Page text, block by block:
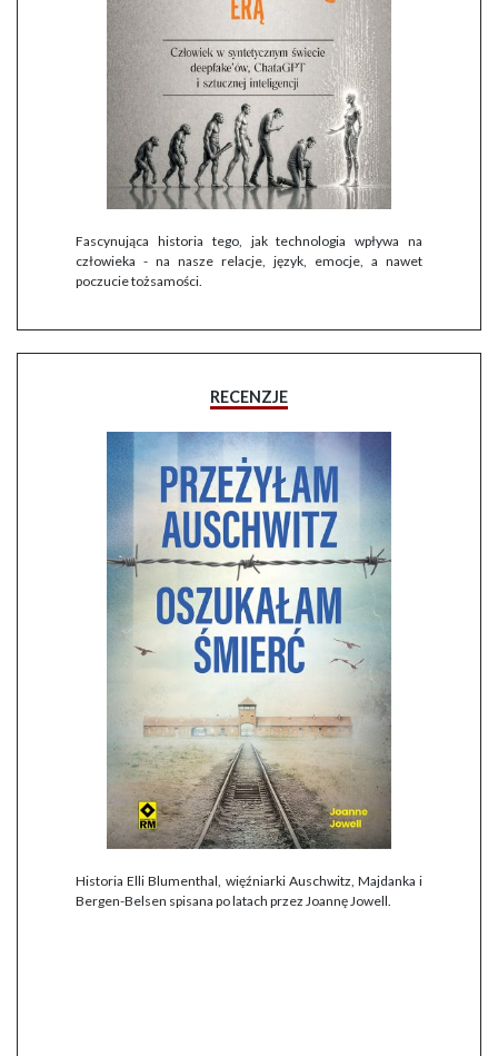
Fascynująca historia tego, jak technologia wpływa na
człowieka - na nasze relacje, język, emocje, a nawet
poczucie tożsamości.
RECENZJE
Historia Elli Blumenthal, więźniarki Auschwitz, Majdanka i
Bergen-Belsen spisana po latach przez Joannę Jowell.